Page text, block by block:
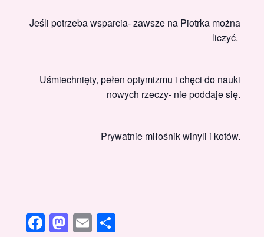
Jeśli potrzeba wsparcia- zawsze na Piotrka można
liczyć.
Uśmiechnięty, pełen optymizmu i chęci do nauki
nowych rzeczy- nie poddaje się.
Prywatnie miłośnik winyli i kotów.
Facebook
Mastodon
Email